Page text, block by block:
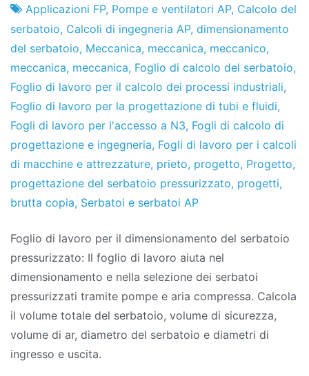
Fabbrica
di
progetti
23
de
gennaio
de
2020
Applicazioni FP, Pompe e ventilatori AP, Calcolo del
serbatoio, Calcoli di ingegneria AP, dimensionamento
del serbatoio, Meccanica, meccanica, meccanico,
meccanica, meccanica, Foglio di calcolo del serbatoio,
Foglio di lavoro per il calcolo dei processi industriali,
Foglio di lavoro per la progettazione di tubi e fluidi,
Fogli di lavoro per l'accesso a N3, Fogli di calcolo di
progettazione e ingegneria, Fogli di lavoro per i calcoli
di macchine e attrezzature, prieto, progetto, Progetto,
progettazione del serbatoio pressurizzato, progetti,
brutta copia, Serbatoi e serbatoi AP
Foglio di lavoro per il dimensionamento del serbatoio
pressurizzato: Il foglio di lavoro aiuta nel
dimensionamento e nella selezione dei serbatoi
pressurizzati tramite pompe e aria compressa. Calcola
il volume totale del serbatoio, volume di sicurezza,
volume di ar, diametro del serbatoio e diametri di
ingresso e uscita.